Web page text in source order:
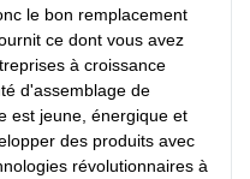
le bon remplacement
ce dont vous avez
à croissance
d'assemblage de
est jeune, énergique et
des produits avec
révolutionnaires à